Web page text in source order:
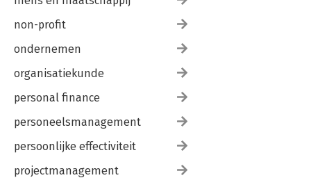
non-profit
ondernemen
organisatiekunde
personal finance
personeelsmanagement
persoonlijke effectiviteit
projectmanagement